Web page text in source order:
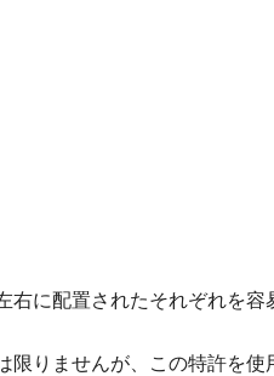
に配置されたそれぞれを容
りませんが、この特許を